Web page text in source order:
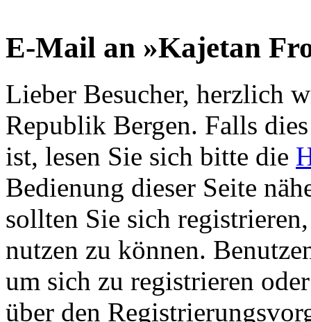
E-Mail an »Kajetan
Lieber Besucher, herzlich
Republik Bergen. Falls
ist, lesen Sie sich bitte die
Bedienung dieser Seite
sollten Sie sich
nutzen zu können.
um sich zu registrieren
über den